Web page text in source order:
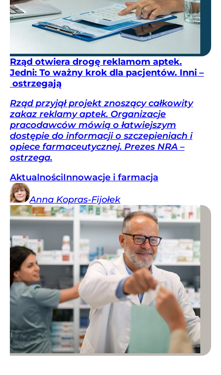
Rząd otwiera drogę reklamom aptek.
Jedni: To ważny krok dla pacjentów. Inni –
ostrzegają
Rząd przyjął projekt znoszący całkowity
zakaz reklamy aptek. Organizacje
pracodawców mówią o łatwiejszym
dostępie do informacji o szczepieniach i
opiece farmaceutycznej. Prezes NRA –
ostrzega.
AktualnościInnowacje i farmacja
Anna Kopras-Fijołek